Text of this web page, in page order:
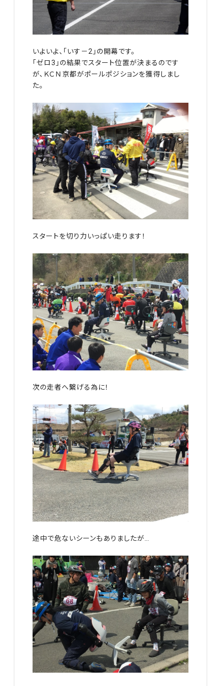
いよいよ、「いす－2」の開幕です。
「ゼロ3」の結果でスタート位置が決まるのです
が、ＫＣＮ京都がポールポジションを獲得しまし
た。
スタートを切り力いっぱい走ります！
次の走者へ繋げる為に！
途中で危ないシーンもありましたが…